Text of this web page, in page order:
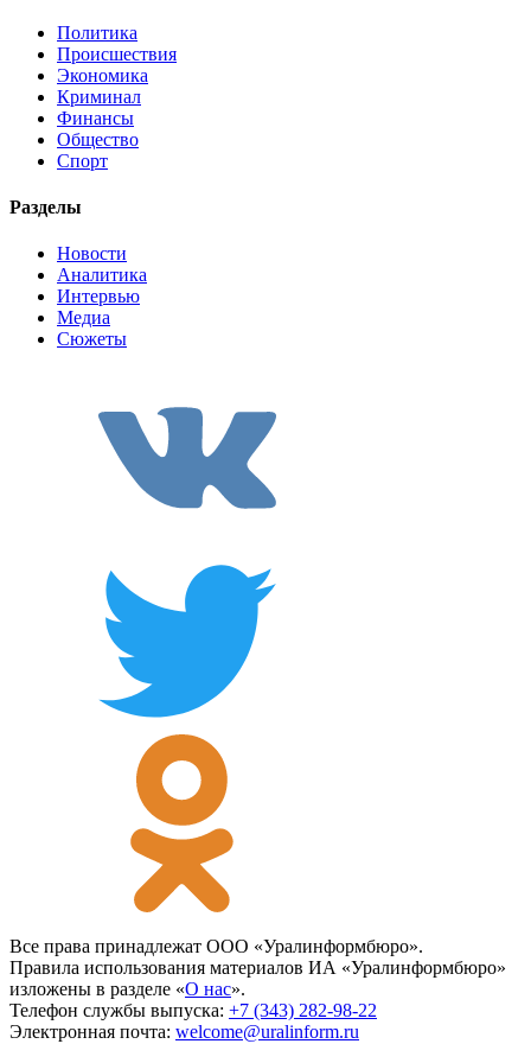
Политика
Происшествия
Экономика
Криминал
Финансы
Общество
Спорт
Разделы
Новости
Аналитика
Интервью
Медиа
Сюжеты
Все права принадлежат ООО «Уралинформбюро».
Правила использования материалов ИА «Уралинформбюро»
изложены в разделе «О нас».
Телефон службы выпуска: +7 (343) 282-98-22
Электронная почта: welcome@uralinform.ru